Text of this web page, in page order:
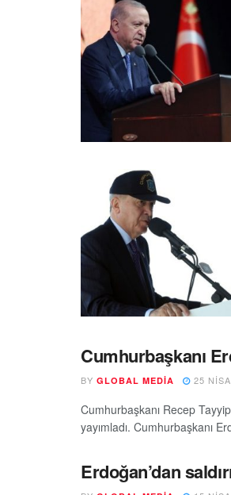
Cumhurbaşkanı
BY GLOBAL MEDIA 25
Cumhurbaşkanı Recep
yayımladı. Cumhurbaşkanı
Erdoğan’dan